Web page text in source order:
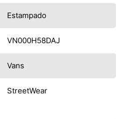
Estampado
VN000H58DAJ
Vans
StreetWear